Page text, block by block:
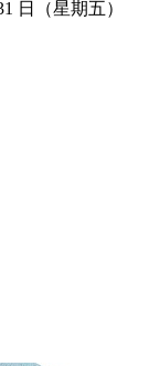
日（星期五）